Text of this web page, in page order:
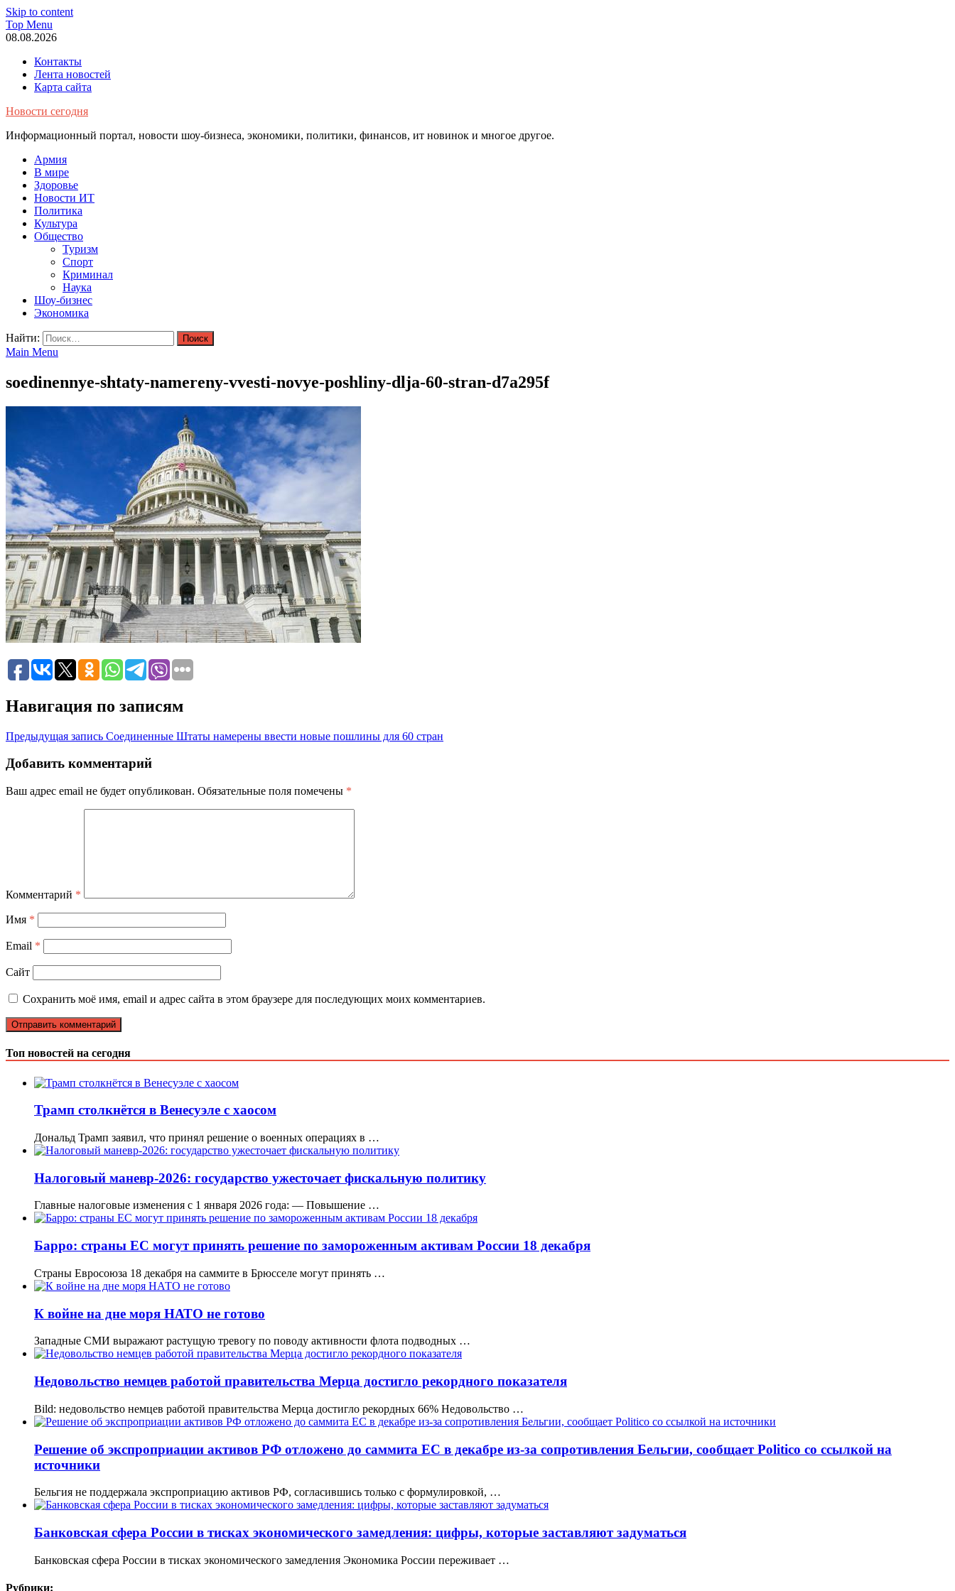
Skip to content
Top Menu
08.08.2026
Контакты
Лента новостей
Карта сайта
Новости сегодня
Информационный портал, новости шоу-бизнеса, экономики, политики, финансов, ит новинок и многое другое.
Армия
В мире
Здоровье
Новости ИТ
Политика
Культура
Общество
Туризм
Спорт
Криминал
Наука
Шоу-бизнес
Экономика
Найти:
Main Menu
soedinennye-shtaty-namereny-vvesti-novye-poshliny-dlja-60-stran-d7a295f
Навигация по записям
Предыдущая запись Соединенные Штаты намерены ввести новые пошлины для 60 стран
Добавить комментарий
Ваш адрес email не будет опубликован. Обязательные поля помечены *
Комментарий *
Имя *
Email *
Сайт
Сохранить моё имя, email и адрес сайта в этом браузере для последующих моих комментариев.
Топ новостей на сегодня
Трамп столкнётся в Венесуэле с хаосом
Дональд Трамп заявил, что принял решение о военных операциях в …
Налоговый маневр-2026: государство ужесточает фискальную политику
Главные налоговые изменения с 1 января 2026 года: — Повышение …
Барро: страны ЕС могут принять решение по замороженным активам России 18 декабря
Страны Евросоюза 18 декабря на саммите в Брюсселе могут принять …
К войне на дне моря НАТО не готово
Западные СМИ выражают растущую тревогу по поводу активности флота подводных …
Недовольство немцев работой правительства Мерца достигло рекордного показателя
Bild: недовольство немцев работой правительства Мерца достигло рекордных 66% Недовольство …
Решение об экспроприации активов РФ отложено до саммита ЕС в декабре из-за сопротивления Бельгии, сообщает Politico со ссылкой на
источники
Бельгия не поддержала экспроприацию активов РФ, согласившись только с формулировкой, …
Банковская сфера России в тисках экономического замедления: цифры, которые заставляют задуматься
Банковская сфера России в тисках экономического замедления Экономика России переживает …
Рубрики: